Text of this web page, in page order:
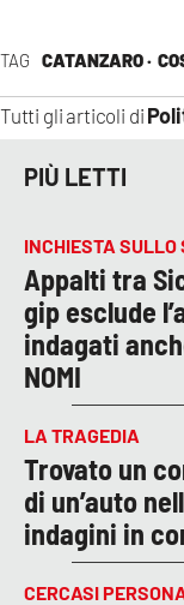
TAG CATANZARO ·
Tutti gli articoli di
PIÙ LETTI
INCHIESTA SULLO
Appalti tra
gip esclude
indagati
NOMI
LA TRAGEDIA
Trovato un
di un’auto
indagini in
CERCASI